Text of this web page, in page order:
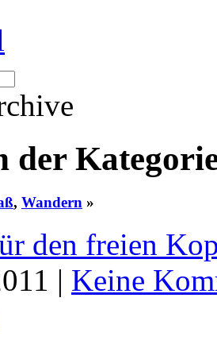
, Wandern »
den freien
| Keine